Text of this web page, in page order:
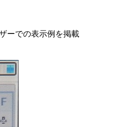
ーでの表示例を掲載